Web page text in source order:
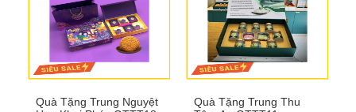
Quà Tặng Trung Nguyệt
Quà Tặng Trung Thu